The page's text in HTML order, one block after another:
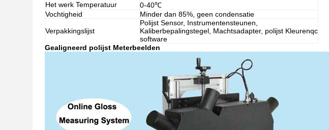
Het werk Temperatuur
0-40℃
Vochtigheid
Minder dan 85%, geen condensatie
Verpakkingslijst
Polijst Sensor, Instrumentensteunen,
Kaliberbepalingstegel, Machtsadapter, polijst Kleurenqc
software
Gealigneerd polijst Meterbeelden